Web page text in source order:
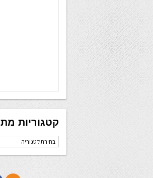
קטגוריות
קטגוריות
מתכונים